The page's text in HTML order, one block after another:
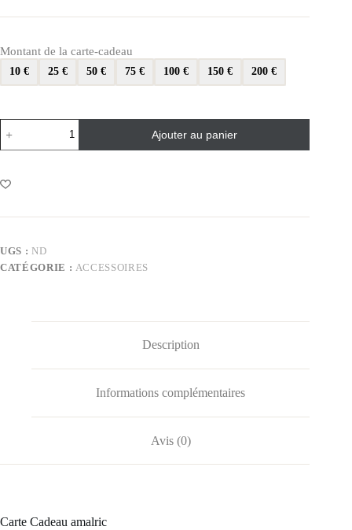
Montant de la carte-cadeau
10 € 25 € 50 € 75 € 100 € 150 € 200 €
Ajouter au panier
UGS : ND
CATÉGORIE : ACCESSOIRES
Description
Informations complémentaires
Avis (0)
Carte Cadeau amalric